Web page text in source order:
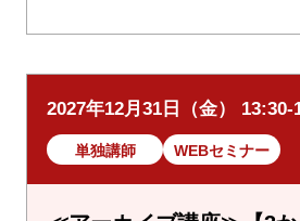
2027年12月31日（金） 13:30-
単独講師 WEBセミナー